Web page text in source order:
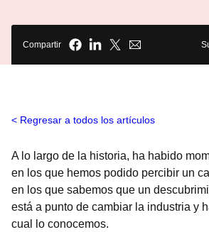
Compartir
Regresar a todos los artículos
A lo largo de la historia, ha habido
en los que hemos podido percibir un
en los que sabemos que un
está a punto de cambiar la industria y
cual lo conocemos.